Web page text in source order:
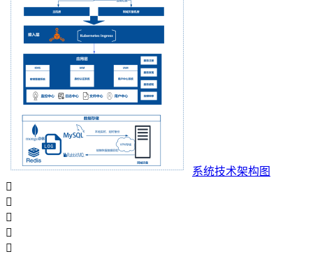
系统技术架构图




